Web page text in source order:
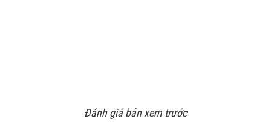
Đánh giá bản xem trước